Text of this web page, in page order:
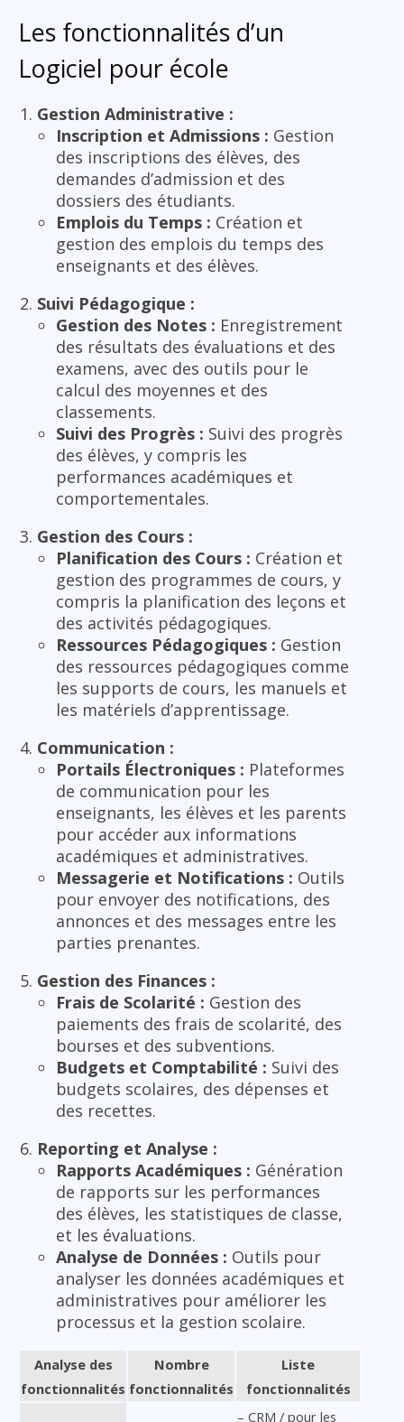
Les fonctionnalités d’un
Logiciel pour école
Gestion Administrative :
Inscription et Admissions : Gestion
des inscriptions des élèves, des
demandes d’admission et des
dossiers des étudiants.
Emplois du Temps : Création et
gestion des emplois du temps des
enseignants et des élèves.
Suivi Pédagogique :
Gestion des Notes : Enregistrement
des résultats des évaluations et des
examens, avec des outils pour le
calcul des moyennes et des
classements.
Suivi des Progrès : Suivi des progrès
des élèves, y compris les
performances académiques et
comportementales.
Gestion des Cours :
Planification des Cours : Création et
gestion des programmes de cours, y
compris la planification des leçons et
des activités pédagogiques.
Ressources Pédagogiques : Gestion
des ressources pédagogiques comme
les supports de cours, les manuels et
les matériels d’apprentissage.
Communication :
Portails Électroniques : Plateformes
de communication pour les
enseignants, les élèves et les parents
pour accéder aux informations
académiques et administratives.
Messagerie et Notifications : Outils
pour envoyer des notifications, des
annonces et des messages entre les
parties prenantes.
Gestion des Finances :
Frais de Scolarité : Gestion des
paiements des frais de scolarité, des
bourses et des subventions.
Budgets et Comptabilité : Suivi des
budgets scolaires, des dépenses et
des recettes.
Reporting et Analyse :
Rapports Académiques : Génération
de rapports sur les performances
des élèves, les statistiques de classe,
et les évaluations.
Analyse de Données : Outils pour
analyser les données académiques et
administratives pour améliorer les
processus et la gestion scolaire.
Analyse des
fonctionnalités
Nombre
fonctionnalités
Liste
fonctionnalités
– CRM / pour les